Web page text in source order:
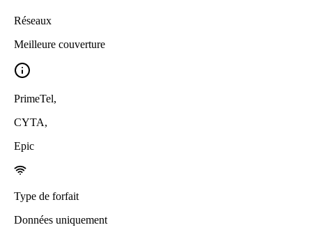
Réseaux
Meilleure couverture
PrimeTel,
CYTA,
Epic
Type de forfait
Données uniquement